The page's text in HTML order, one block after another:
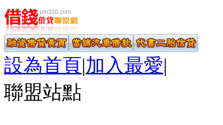
設為首頁|加入最愛|
聯盟站點